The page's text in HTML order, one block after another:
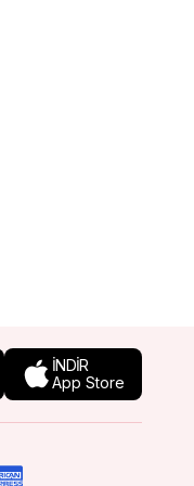
İNDİR
App Store